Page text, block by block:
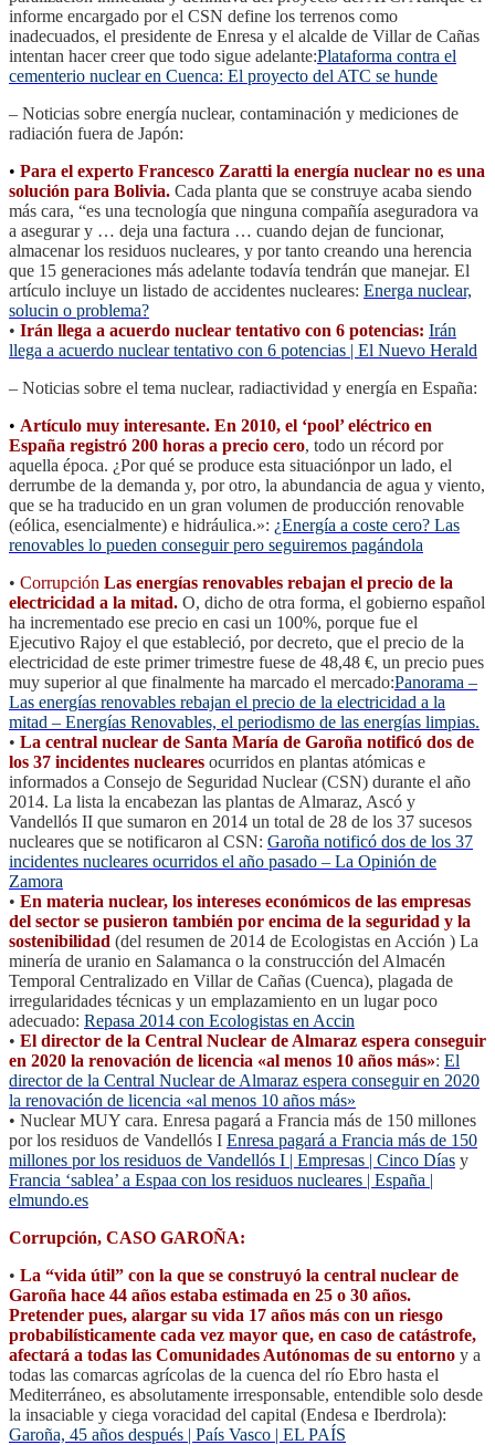
informe encargado por el CSN define los terrenos como
inadecuados, el presidente de Enresa y el alcalde de Villar de Cañas
intentan hacer creer que todo sigue adelante:Plataforma contra el
cementerio nuclear en Cuenca: El proyecto del ATC se hunde
– Noticias sobre energía nuclear, contaminación y mediciones de
radiación fuera de Japón:
• Para el experto Francesco Zaratti la energía nuclear no es una
solución para Bolivia. Cada planta que se construye acaba siendo
más cara, “es una tecnología que ninguna compañía aseguradora va
a asegurar y … deja una factura … cuando dejan de funcionar,
almacenar los residuos nucleares, y por tanto creando una herencia
que 15 generaciones más adelante todavía tendrán que manejar. El
artículo incluye un listado de accidentes nucleares: Energa nuclear,
solucin o problema?
• Irán llega a acuerdo nuclear tentativo con 6 potencias: Irán
llega a acuerdo nuclear tentativo con 6 potencias | El Nuevo Herald
– Noticias sobre el tema nuclear, radiactividad y energía en España:
• Artículo muy interesante. En 2010, el ‘pool’ eléctrico en
España registró 200 horas a precio cero, todo un récord por
aquella época. ¿Por qué se produce esta situaciónpor un lado, el
derrumbe de la demanda y, por otro, la abundancia de agua y viento,
que se ha traducido en un gran volumen de producción renovable
(eólica, esencialmente) e hidráulica.»: ¿Energía a coste cero? Las
renovables lo pueden conseguir pero seguiremos pagándola
• Corrupción Las energías renovables rebajan el precio de la
electricidad a la mitad. O, dicho de otra forma, el gobierno español
ha incrementado ese precio en casi un 100%, porque fue el
Ejecutivo Rajoy el que estableció, por decreto, que el precio de la
electricidad de este primer trimestre fuese de 48,48 €, un precio pues
muy superior al que finalmente ha marcado el mercado:Panorama –
Las energías renovables rebajan el precio de la electricidad a la
mitad – Energías Renovables, el periodismo de las energías limpias.
• La central nuclear de Santa María de Garoña notificó dos de
los 37 incidentes nucleares ocurridos en plantas atómicas e
informados a Consejo de Seguridad Nuclear (CSN) durante el año
2014. La lista la encabezan las plantas de Almaraz, Ascó y
Vandellós II que sumaron en 2014 un total de 28 de los 37 sucesos
nucleares que se notificaron al CSN: Garoña notificó dos de los 37
incidentes nucleares ocurridos el año pasado – La Opinión de
Zamora
• En materia nuclear, los intereses económicos de las empresas
del sector se pusieron también por encima de la seguridad y la
sostenibilidad (del resumen de 2014 de Ecologistas en Acción ) La
minería de uranio en Salamanca o la construcción del Almacén
Temporal Centralizado en Villar de Cañas (Cuenca), plagada de
irregularidades técnicas y un emplazamiento en un lugar poco
adecuado: Repasa 2014 con Ecologistas en Accin
• El director de la Central Nuclear de Almaraz espera conseguir
en 2020 la renovación de licencia «al menos 10 años más»: El
director de la Central Nuclear de Almaraz espera conseguir en 2020
la renovación de licencia «al menos 10 años más»
• Nuclear MUY cara. Enresa pagará a Francia más de 150 millones
por los residuos de Vandellós I Enresa pagará a Francia más de 150
millones por los residuos de Vandellós I | Empresas | Cinco Días y
Francia ‘sablea’ a Espaa con los residuos nucleares | España |
elmundo.es
Corrupción, CASO GAROÑA:
• La “vida útil” con la que se construyó la central nuclear de
Garoña hace 44 años estaba estimada en 25 o 30 años.
Pretender pues, alargar su vida 17 años más con un riesgo
probabilísticamente cada vez mayor que, en caso de catástrofe,
afectará a todas las Comunidades Autónomas de su entorno y a
todas las comarcas agrícolas de la cuenca del río Ebro hasta el
Mediterráneo, es absolutamente irresponsable, entendible solo desde
la insaciable y ciega voracidad del capital (Endesa e Iberdrola):
Garoña, 45 años después | País Vasco | EL PAÍS